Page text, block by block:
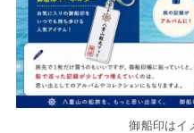
御船印はイ